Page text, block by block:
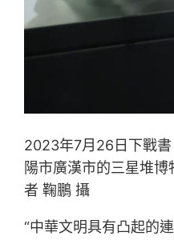
2023年7月26日下戰
陽市廣漢市的三星堆
者 鞠鵬 攝
“中華文明具有凸起的